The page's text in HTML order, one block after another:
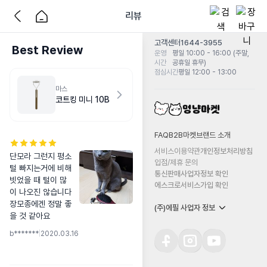
리뷰
Best Review
마스
코트킹 미니 10B
단모라 그런지 평소
털 빠지는거에 비해
빗었을 때 털이 많
이 나오진 않습니다
장모종에겐 정말 좋
을 것 같아요
b******* 2020.03.16
고객센터1644-3955
운영
시간
평일 10:00 - 16:00 (주말,
공휴일 휴무)
점심시간평일 12:00 - 13:00
FAQB2B마켓 브랜드 소개
서비스이용약관개인정보처리방침
입점/제휴 문의
통신판매사업자정보 확인
에스크로서비스가입 확인
(주)에필 사업자 정보